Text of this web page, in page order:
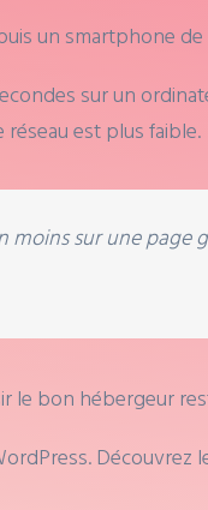
un smartphone de
sur un
est plus faible.
moins sur une page
le bon hébergeur
Découvrez